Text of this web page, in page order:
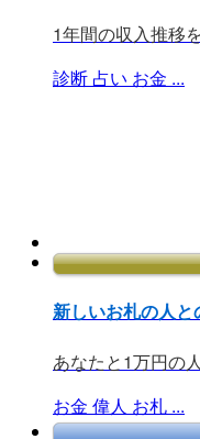
1年間の収入推移
診断 占い お金 ...
新しいお札の人と
あなたと1万円の
お金 偉人 お札 ...